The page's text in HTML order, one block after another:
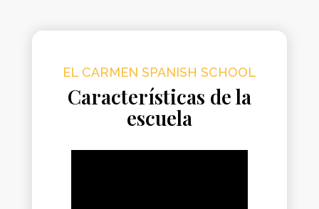
EL CARMEN SPANISH SCHOOL
Características de la
escuela